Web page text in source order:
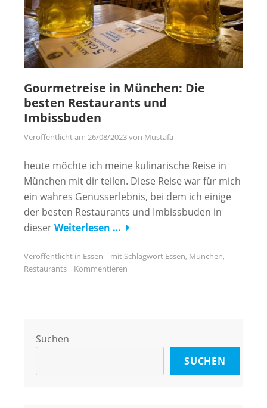
Gourmetreise in München: Die
besten Restaurants und
Imbissbuden
Veröffentlicht am 26/08/2023von Mustafa
heute möchte ich meine kulinarische Reise in
München mit dir teilen. Diese Reise war für mich
ein wahres Genusserlebnis, bei dem ich einige
der besten Restaurants und Imbissbuden in
dieserWeiterlesen …
Veröffentlicht in Essen mit Schlagwort Essen, München,
Restaurants
Kommentieren
Suchen
SUCHEN